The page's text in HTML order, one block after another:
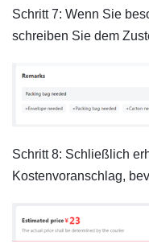
Schritt 7: Wenn Sie
schreiben Sie dem
Schritt 8: Schließlich
Kostenvoranschlag,